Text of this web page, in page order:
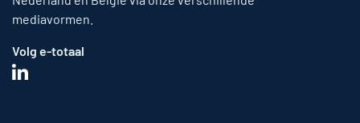
mediavormen.
Volg e-totaal